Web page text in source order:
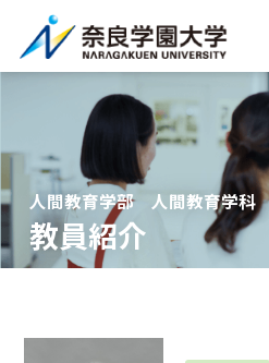
人間教育学部 人間教育学科
教員紹介